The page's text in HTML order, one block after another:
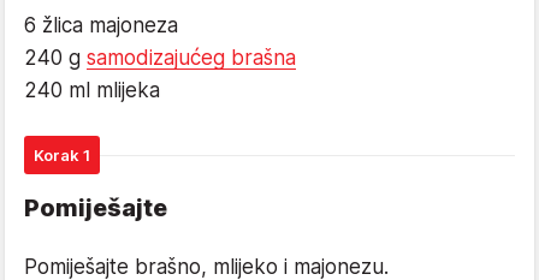
6 žlica majoneza
240 g samodizajućeg brašna
240 ml mlijeka
Korak 1
Pomiješajte
Pomiješajte brašno, mlijeko i majonezu.